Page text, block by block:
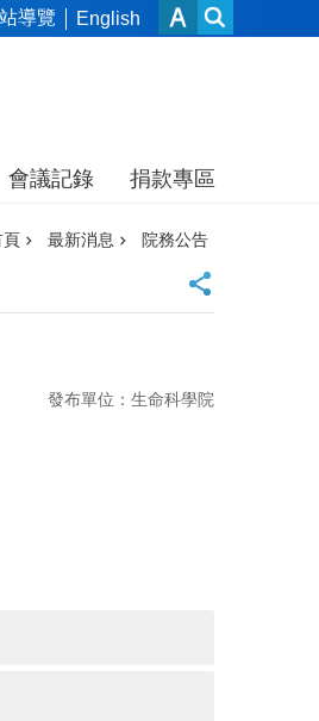
導覽 English
會議記錄 捐款專區
頁 最新消息 院務公告
發布單位：生命科學院